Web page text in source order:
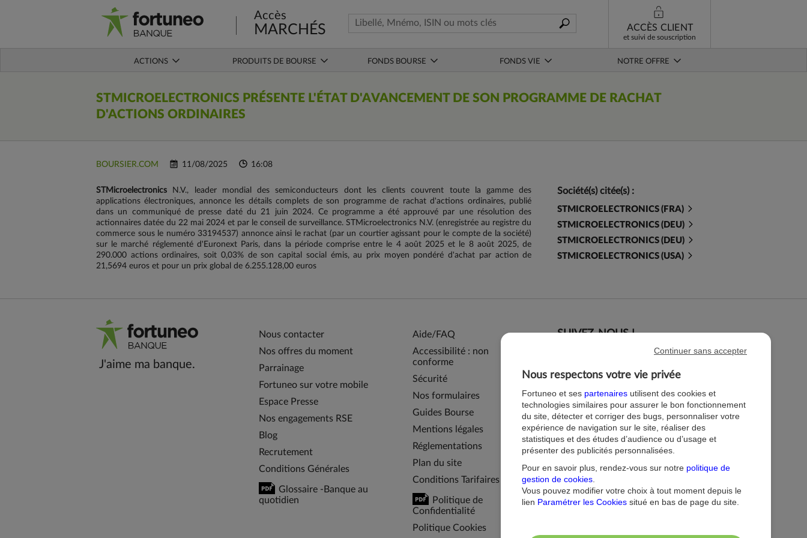
Accès
MARCHÉS ACCÈS CLIENT
et suivi de souscription
ACTIONS PRODUITS DE BOURSE FONDS BOURSE FONDS VIE NOTRE OFFRE
STMICROELECTRONICS PRÉSENTE L'ÉTAT D'AVANCEMENT DE SON PROGRAMME DE RACHAT
D'ACTIONS ORDINAIRES
BOURSIER.COM 11/08/2025 16:08
STMicroelectronics N.V., leader mondial des semiconducteurs dont les clients couvrent toute la gamme des
applications électroniques, annonce les détails complets de son programme de rachat d'actions ordinaires, publié
dans un communiqué de presse daté du 21 juin 2024. Ce programme a été approuvé par une résolution des
actionnaires datée du 22 mai 2024 et par le conseil de surveillance. STMicroelectronics N.V. (enregistrée au registre du
commerce sous le numéro 33194537) annonce ainsi le rachat (par un courtier agissant pour le compte de la société)
sur le marché réglementé d'Euronext Paris, dans la période comprise entre le 4 août 2025 et le 8 août 2025, de
290.000 actions ordinaires, soit 0,03% de son capital social émis, au prix moyen pondéré d'achat par action de
21,5694 euros et pour un prix global de 6.255.128,00 euros
Société(s) citée(s) :
STMICROELECTRONICS (FRA)
STMICROELECTRONICS (DEU)
STMICROELECTRONICS (DEU)
STMICROELECTRONICS (USA)
J'aime ma banque.
Nous contacter
Nos offres du moment
Parrainage
Fortuneo sur votre mobile
Espace Presse
Nos engagements RSE
Blog
Recrutement
Conditions Générales
Glossaire -Banque au
quotidien
Aide/FAQ
Accessibilité : non
conforme
Sécurité
Nos formulaires
Guides Bourse
Mentions légales
Réglementations
Plan du site
Conditions Tarifaires
Politique de
Confidentialité
Politique Cookies
SUIVEZ-NOUS !
Nous respectons votre vie privée
Fortuneo et ses partenaires utilisent des cookies et
technologies similaires pour assurer le bon fonctionnement
du site, détecter et corriger des bugs, personnaliser votre
expérience de navigation sur le site, réaliser des
statistiques et des études d’audience ou d’usage et
présenter des publicités personnalisées.
Pour en savoir plus, rendez-vous sur notre politique de
gestion de cookies
Vous pouvez modifier votre choix à tout moment depuis le
lien Paramétrer les Cookies situé en bas de page du site.
Continuer sans accepter